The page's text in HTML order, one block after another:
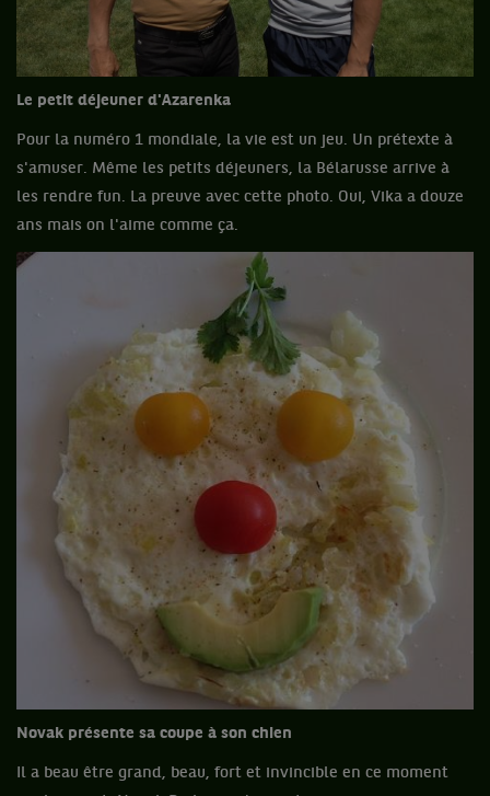
Le petit déjeuner d'Azarenka
Pour la numéro 1 mondiale, la vie est un jeu. Un prétexte à
s'amuser. Même les petits déjeuners, la Bélarusse arrive à
les rendre fun. La preuve avec cette photo. Oui, Vika a douze
ans mais on l'aime comme ça.
Novak présente sa coupe à son chien
Il a beau être grand, beau, fort et invincible en ce moment